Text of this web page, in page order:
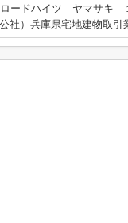
ロードハイツ ヤマサキ
公社）兵庫県宅地建物取引